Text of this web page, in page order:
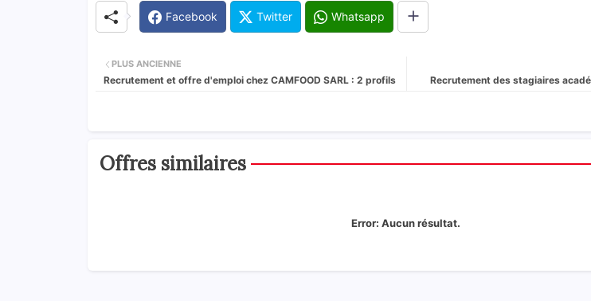
Facebook Twitter Whatsapp
Recrutement des stagiaires
PLUS ANCIENNE
Recrutement et offre d'emploi chez CAMFOOD SARL : 2 profils
Offres similaires
Error: Aucun résultat.